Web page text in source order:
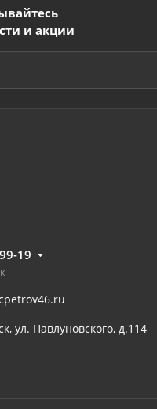
и акции
19
ул. Павлуновского, д.114